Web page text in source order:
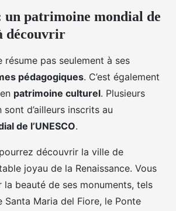
un patrimoine mondial de
découvrir
résume pas seulement à ses
pédagogiques. C’est également
patrimoine culturel. Plusieurs
d’ailleurs inscrits au
de l’UNESCO.
découvrir la ville de
joyau de la Renaissance. Vous
la beauté de ses monuments, tels
Santa Maria del Fiore, le Ponte